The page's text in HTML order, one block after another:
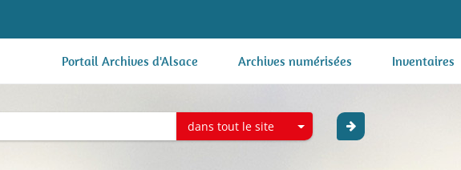
Portail Archives d'Alsace Archives numérisées Inventaires
dans tout le site